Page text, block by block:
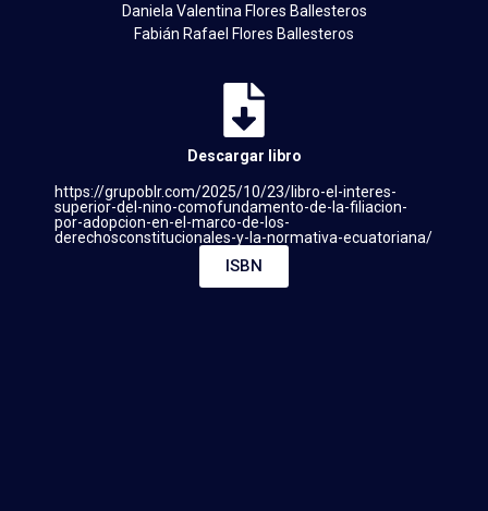
Daniela Valentina Flores Ballesteros
Fabián Rafael Flores Ballesteros
Descargar libro
https://grupoblr.com/2025/10/23/libro-el-interes-
superior-del-nino-comofundamento-de-la-filiacion-
por-adopcion-en-el-marco-de-los-
derechosconstitucionales-y-la-normativa-ecuatoriana/
ISBN